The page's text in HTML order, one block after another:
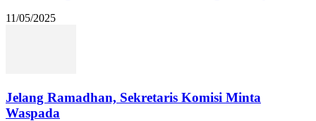
11/05/2025
Jelang Ramadhan, Sekretaris Komisi Minta
Waspada